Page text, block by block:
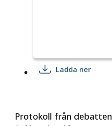
Ladda ner
Protokoll från debatten